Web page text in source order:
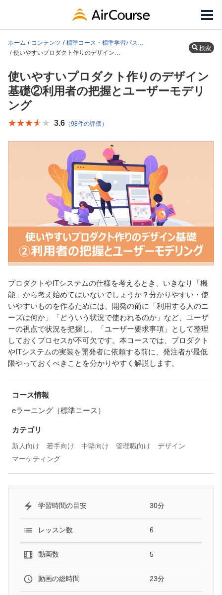
ホーム コンテンツ
標準コース・標準学習パス一覧
使いやすいプロダクト作りのデザイン基礎②利用者の把握とユーザーモデリング
検索
使いやすいプロダクト作りのデザイン
基礎②利用者の把握とユーザーモデリ
ング
★★★★★
★★★★★ 3.6 （98件の評価）
プロダクトやITシステムの仕様を考えるとき、いきなり「機
能」から考え始めてはいないでしょうか？分かりやすい・使
いやすいものを作るためには、開発の前に「利用する人のニ
ーズは何か」「どういう状況で使われるのか」など、ユーザ
ーの視点で状況を把握し、「ユーザー要求事項」として整理
しておくプロセスが不可欠です。本コースでは、プロダクト
やITシステムの実装を開発者に依頼する前に、発注者が最低
限やっておくべきことを分かりやすく解説します。
コース情報
eラーニング（標準コース）
カテゴリ
新人向け 若手向け 中堅向け 管理職向け
デザイン
マーケティング
学習時間の目安 30分
レッスン数 6
動画数 5
動画の総時間 23分